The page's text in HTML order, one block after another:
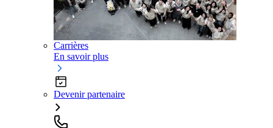
Carrières
En savoir plus
Devenir partenaire